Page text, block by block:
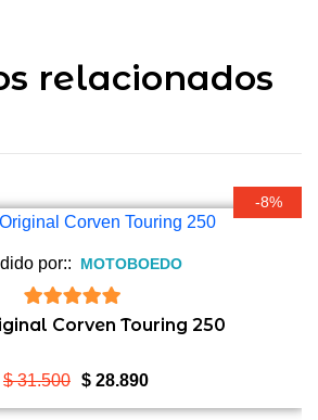
relacionados
-8%
por:: MOTOBOEDO
5de 5
Corven Touring 250
$31.500 El
precio
$ 28.890El
precio